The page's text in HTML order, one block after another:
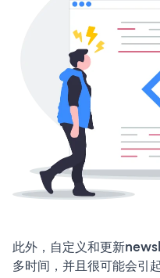
此外，自定义和更新
多时间，并且很可能会引